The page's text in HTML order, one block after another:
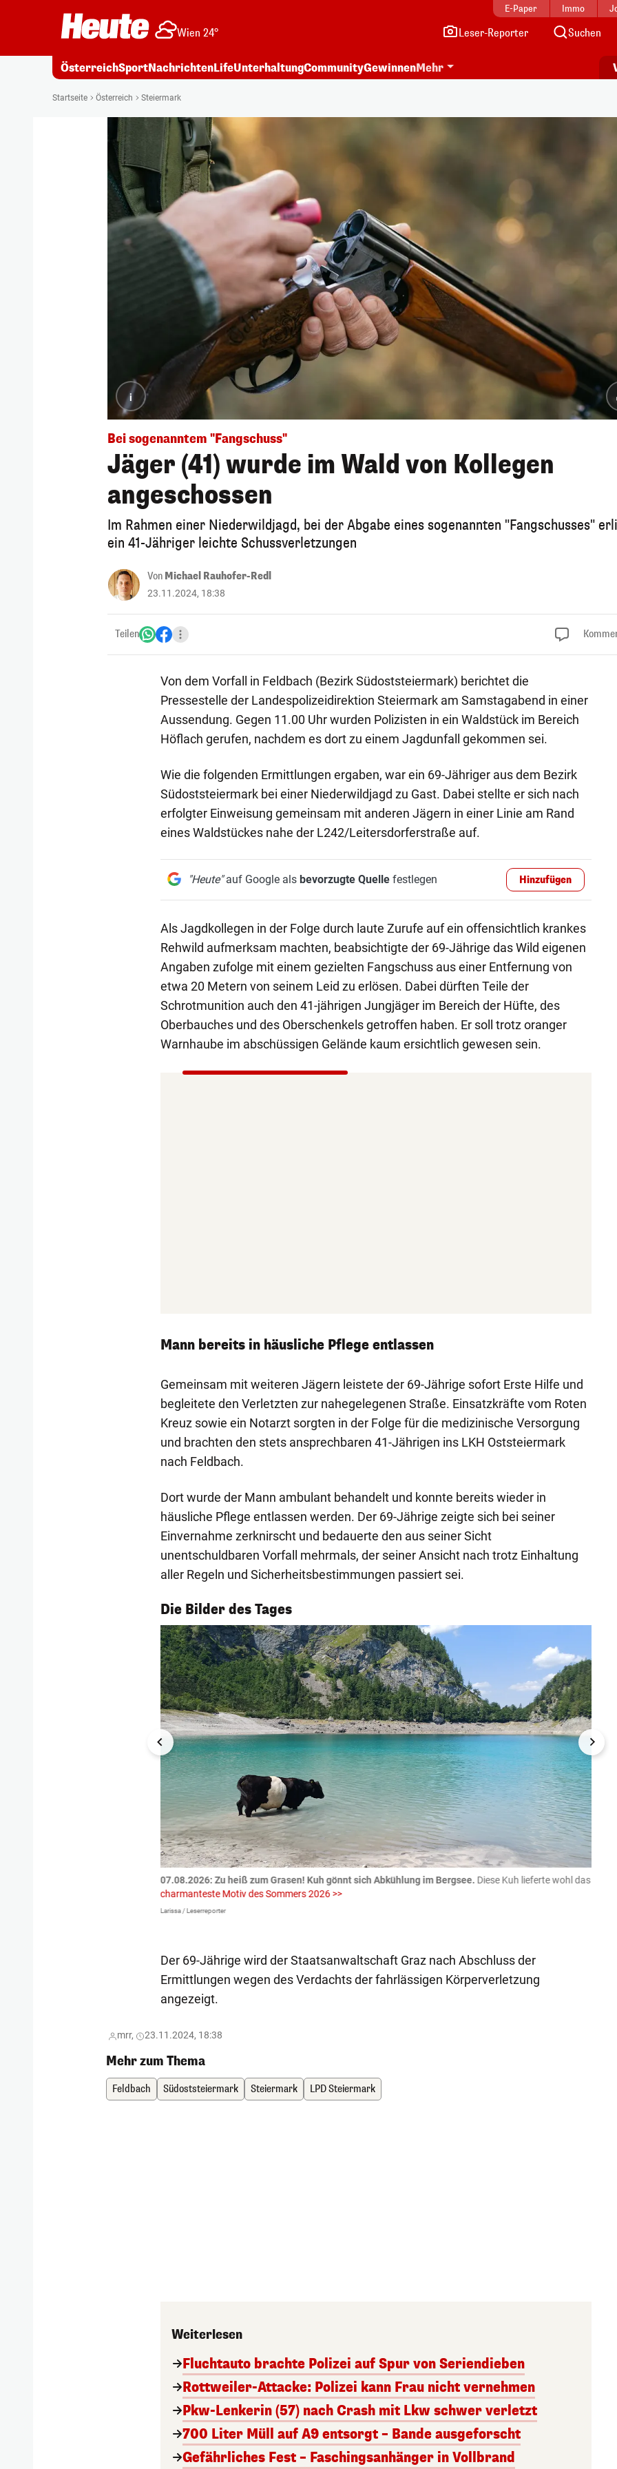
E-Paper Immo
Wien 24° Leser-Reporter Suchen
ÖsterreichSportNachrichtenLifeUnterhaltungCommunityGewinnenMehr
Startseite Österreich Steiermark
i
Bei sogenanntem "Fangschuss"
Jäger (41) wurde im Wald von Kollegen
angeschossen
Im Rahmen einer Niederwildjagd, bei der Abgabe eines sogenannten "Fangschusses"
ein 41-Jähriger leichte Schussverletzungen
Von Michael Rauhofer-Redl
23.11.2024, 18:38
Teilen
Von dem Vorfall in Feldbach (Bezirk Südoststeiermark) berichtet die
Pressestelle der Landespolizeidirektion Steiermark am Samstagabend in einer
Aussendung. Gegen 11.00 Uhr wurden Polizisten in ein Waldstück im Bereich
Höflach gerufen, nachdem es dort zu einem Jagdunfall gekommen sei.
Wie die folgenden Ermittlungen ergaben, war ein 69-Jähriger aus dem Bezirk
Südoststeiermark bei einer Niederwildjagd zu Gast. Dabei stellte er sich nach
erfolgter Einweisung gemeinsam mit anderen Jägern in einer Linie am Rand
eines Waldstückes nahe der L242/Leitersdorferstraße auf.
"Heute"auf Google als bevorzugte Quellefestlegen Hinzufügen
Als Jagdkollegen in der Folge durch laute Zurufe auf ein offensichtlich krankes
Rehwild aufmerksam machten, beabsichtigte der 69-Jährige das Wild eigenen
Angaben zufolge mit einem gezielten Fangschuss aus einer Entfernung von
etwa 20 Metern von seinem Leid zu erlösen. Dabei dürften Teile der
Schrotmunition auch den 41-jährigen Jungjäger im Bereich der Hüfte, des
Oberbauches und des Oberschenkels getroffen haben. Er soll trotz oranger
Warnhaube im abschüssigen Gelände kaum ersichtlich gewesen sein.
Mann bereits in häusliche Pflege entlassen
Gemeinsam mit weiteren Jägern leistete der 69-Jährige sofort Erste Hilfe und
begleitete den Verletzten zur nahegelegenen Straße. Einsatzkräfte vom Roten
Kreuz sowie ein Notarzt sorgten in der Folge für die medizinische Versorgung
und brachten den stets ansprechbaren 41-Jährigen ins LKH Oststeiermark
nach Feldbach.
Dort wurde der Mann ambulant behandelt und konnte bereits wieder in
häusliche Pflege entlassen werden. Der 69-Jährige zeigte sich bei seiner
Einvernahme zerknirscht und bedauerte den aus seiner Sicht
unentschuldbaren Vorfall mehrmals, der seiner Ansicht nach trotz Einhaltung
aller Regeln und Sicherheitsbestimmungen passiert sei.
Die Bilder des Tages
1/55
07.08.2026: Zu heiß zum Grasen! Kuh gönnt sich Abkühlung im Bergsee. Diese Kuh lieferte wohl das
charmanteste Motiv des Sommers 2026 >>
Larissa / Leserreporter
Der 69-Jährige wird der Staatsanwaltschaft Graz nach Abschluss der
Ermittlungen wegen des Verdachts der fahrlässigen Körperverletzung
angezeigt.
mrr, 23.11.2024, 18:38
Mehr zum Thema
Feldbach Südoststeiermark Steiermark LPD Steiermark
Weiterlesen
Fluchtauto brachte Polizei auf Spur von Seriendieben
Rottweiler-Attacke: Polizei kann Frau nicht vernehmen
Pkw-Lenkerin (57) nach Crash mit Lkw schwer verletzt
700 Liter Müll auf A9 entsorgt – Bande ausgeforscht
Gefährliches Fest – Faschingsanhänger in Vollbrand